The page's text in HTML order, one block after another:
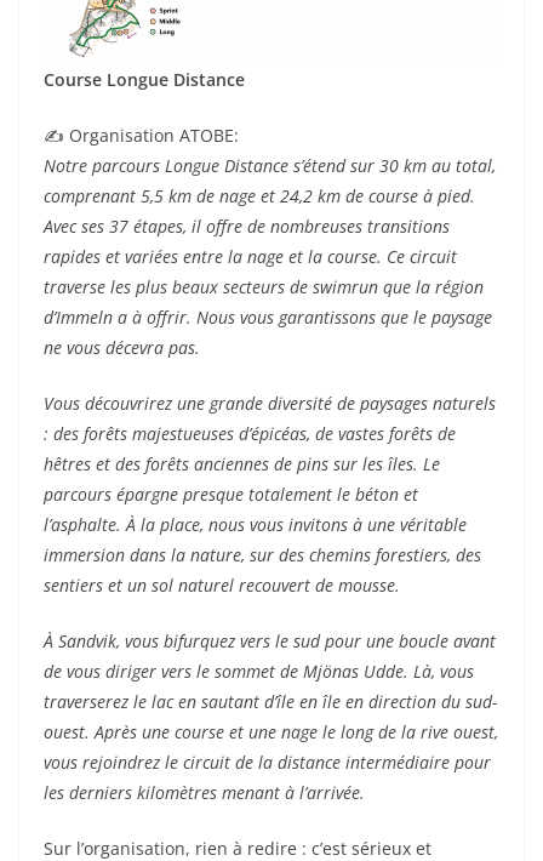
Course Longue Distance
✍️ Organisation ATOBE:
Notre parcours Longue Distance s’étend sur 30 km au total,
comprenant 5,5 km de nage et 24,2 km de course à pied.
Avec ses 37 étapes, il offre de nombreuses transitions
rapides et variées entre la nage et la course. Ce circuit
traverse les plus beaux secteurs de swimrun que la région
d’Immeln a à offrir. Nous vous garantissons que le paysage
ne vous décevra pas.
Vous découvrirez une grande diversité de paysages naturels
: des forêts majestueuses d’épicéas, de vastes forêts de
hêtres et des forêts anciennes de pins sur les îles. Le
parcours épargne presque totalement le béton et
l’asphalte. À la place, nous vous invitons à une véritable
immersion dans la nature, sur des chemins forestiers, des
sentiers et un sol naturel recouvert de mousse.
À Sandvik, vous bifurquez vers le sud pour une boucle avant
de vous diriger vers le sommet de Mjönas Udde. Là, vous
traverserez le lac en sautant d’île en île en direction du sud-
ouest. Après une course et une nage le long de la rive ouest,
vous rejoindrez le circuit de la distance intermédiaire pour
les derniers kilomètres menant à l’arrivée.
Sur l’organisation, rien à redire : c’est sérieux et